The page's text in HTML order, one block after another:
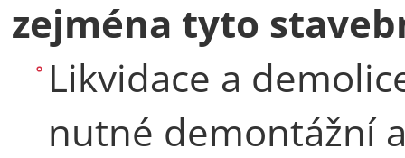
zejména tyto
Likvidace a
nutné demontážní